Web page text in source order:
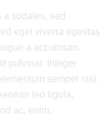
sodales, sed
eget viverra egestas
a accumsan.
pulvinar. Integer
semper nisi.
leo ligula,
ac, enim.